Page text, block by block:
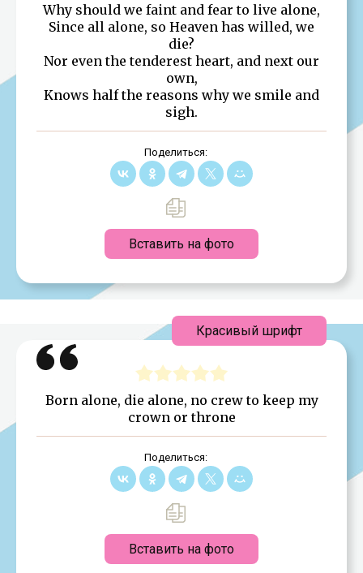
Why should we faint and fear to live alone,
Since all alone, so Heaven has willed, we
die?
Nor even the tenderest heart, and next our
own,
Knows half the reasons why we smile and
sigh.
Поделиться:
Вставить на фото
Born alone, die alone, no crew to keep my
crown or throne
Поделиться:
Вставить на фото
Красивый шрифт